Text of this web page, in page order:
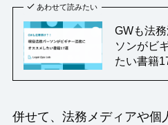
あわせて読みたい
GWも法
ソンがビ
たい書籍
併せて、法務メディアや個